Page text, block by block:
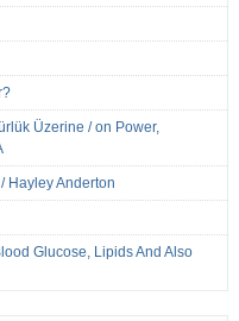
Üzerine / on Power,
Hayley Anderton
Glucose, Lipids And Also